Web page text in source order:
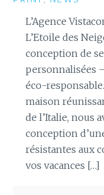
L’Agence
L’Etoile des
conception de
personnalisées
éco-
maison
de l’Italie, nous
conception
résistantes aux
vos vacances […]